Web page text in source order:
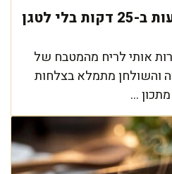
לביבות זוקיני משגעות ב-25 דקות בלי לטגן
אותי לריח מהמטבח של
והשולחן מתמלא בצלחות
...